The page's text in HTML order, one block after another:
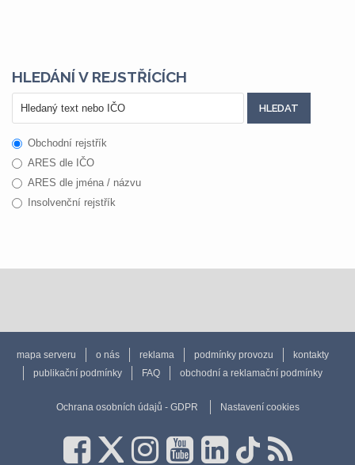
HLEDÁNÍ V REJSTŘÍCÍCH
Obchodní rejstřík
ARES dle IČO
ARES dle jména / názvu
Insolvenční rejstřík
mapa serveru o nás reklama podmínky provozu
kontakty
publikační podmínky
FAQ obchodní a reklamační podmínky
Ochrana osobních údajů - GDPR Nastavení cookies